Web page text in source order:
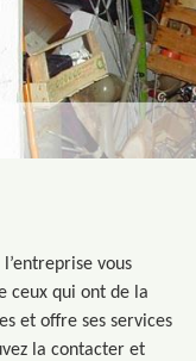
vous
ceux qui ont de la
et offre ses services
la contacter et